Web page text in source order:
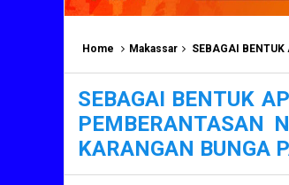
Home Makassar SEBAGAI BENTUK APRESIASI
SEBAGAI BENTUK
PEMBERANTASAN
KARANGAN BUNGA